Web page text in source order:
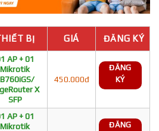
BỊ GIÁ ĐĂNG KÝ
AP + 01
Mikrotik
X
SFP
450.000đ
ĐĂNG
KÝ
AP + 01
Mikrotik
ĐĂNG